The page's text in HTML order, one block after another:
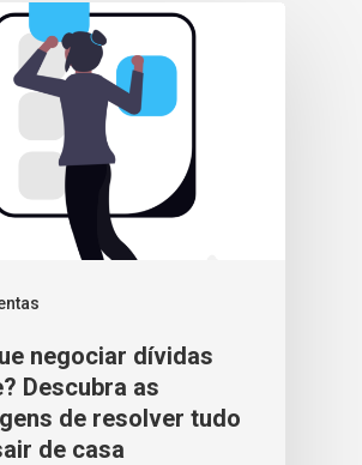
negociar dívidas
Descubra as
de resolver tudo
de casa